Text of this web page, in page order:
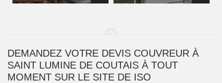
DEMANDEZ VOTRE DEVIS COUVREUR À
SAINT LUMINE DE COUTAIS À TOUT
MOMENT SUR LE SITE DE ISO